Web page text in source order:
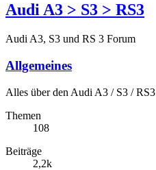
Audi A3 > S3 > RS3
Audi A3, S3 und RS 3 Forum
Allgemeines
Alles über den Audi A3 / S3 / RS3
Themen
108
Beiträge
2,2k